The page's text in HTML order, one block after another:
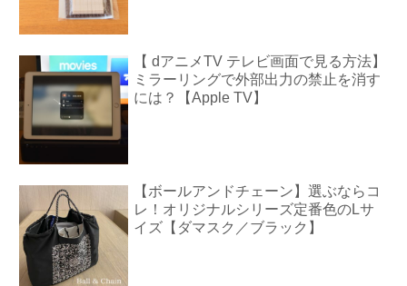
【 dアニメTV テレビ画面で見る方法】
ミラーリングで外部出力の禁止を消す
には？【Apple TV】
【ボールアンドチェーン】選ぶならコ
レ！オリジナルシリーズ定番色のLサ
イズ【ダマスク／ブラック】